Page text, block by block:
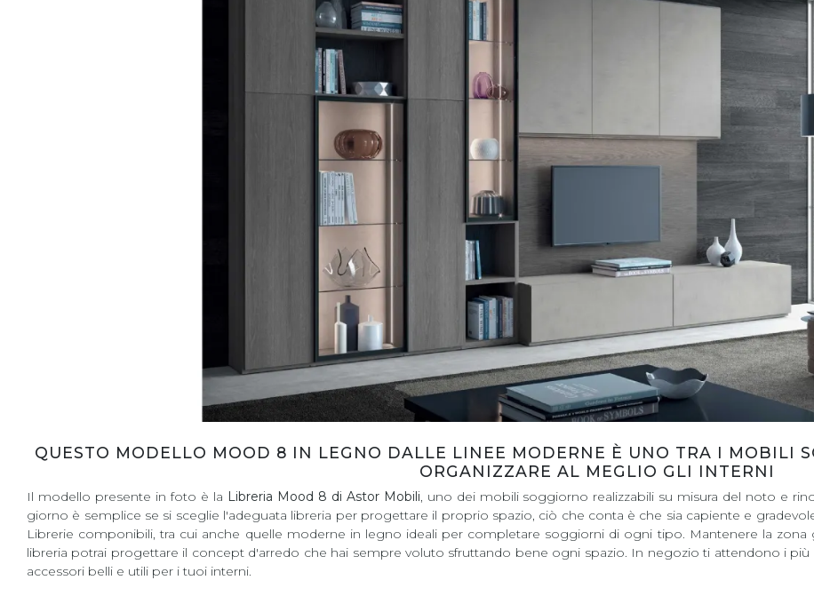
QUESTO MODELLO MOOD 8 IN LEGNO DALLE LINEE MODERNE È UNO TRA I MOBILI
ORGANIZZARE AL MEGLIO GLI INTERNI
Il modello presente in foto è la Libreria Mood 8 di Astor Mobili, uno dei mobili soggiorno realizzabili su misura del noto e
giorno è semplice se si sceglie l'adeguata libreria per progettare il proprio spazio, ciò che conta è che sia capiente e
Librerie componibili, tra cui anche quelle moderne in legno ideali per completare soggiorni di ogni tipo. Mantenere la
libreria potrai progettare il concept d'arredo che hai sempre voluto sfruttando bene ogni spazio. In negozio ti attendono i
accessori belli e utili per i tuoi interni.